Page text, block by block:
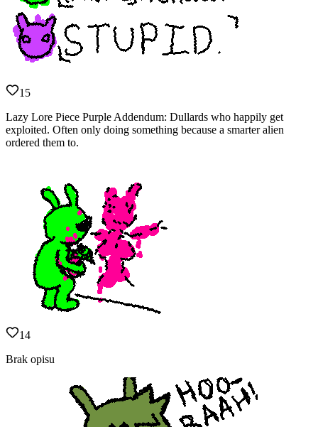
15
Lazy Lore Piece Purple Addendum: Dullards who happily get
exploited. Often only doing something because a smarter alien
ordered them to.
14
Brak opisu